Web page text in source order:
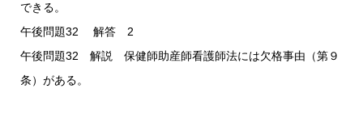
できる。
午後問題32 解答 2
午後問題32 解説 保健師助産師看護師法には欠格事由（第９
条）がある。